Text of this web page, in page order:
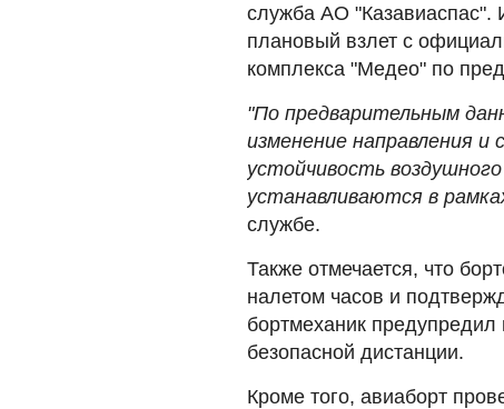
служба АО "Казавиаспас".
плановый взлет с
комплекса "Медео" по
"По предварительным
изменение направления
устойчивость
устанавливаются в
службе.
Также отмечается, что
налетом часов и
бортмеханик
безопасной дистанции.
Кроме того, авиаборт